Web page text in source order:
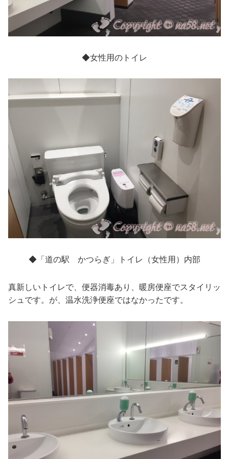
◆女性用のトイレ
◆「道の駅 かつらぎ」トイレ（女性用）内部
真新しいトイレで、便器消毒あり、暖房便座でスタイリッ
シュです。が、温水洗浄便座ではなかったです。